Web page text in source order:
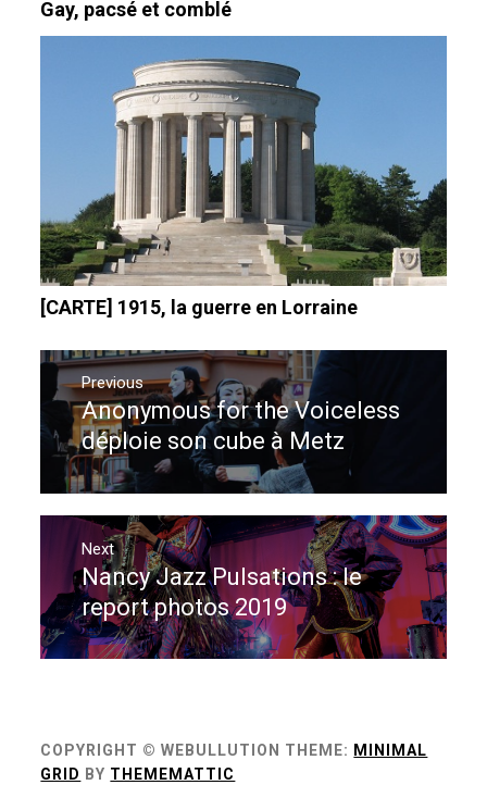
Gay, pacsé et comblé
[CARTE] 1915, la guerre en Lorraine
Navigation
de
l’article
Previous
Previous
post:
Anonymous for the Voiceless
déploie son cube à Metz
Next
Next
post:
Nancy Jazz Pulsations : le
report photos 2019
COPYRIGHT © WEBULLUTION THEME: MINIMAL
GRID BY THEMEMATTIC